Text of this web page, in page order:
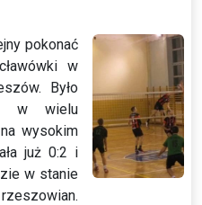
pokonać
w
Było
i w wielu
wysokim
już 0:2 i
w stanie